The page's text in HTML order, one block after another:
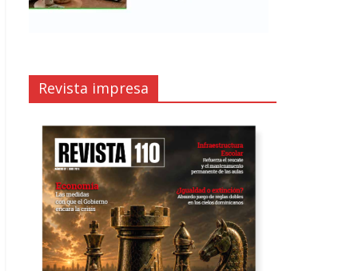
Revista impresa